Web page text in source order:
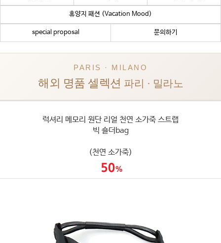
휴양지 패션 (Vacation Mood)
special proposal 문의하기
PARIS · MILANO
해외 명품 셀렉션 파리 · 밀라노
럭셔리 메모리 원단 리얼 천연 소가죽 스트랩
빅 숄더bag
(천연 소가죽)